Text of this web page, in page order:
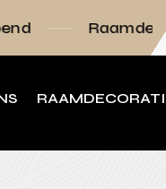
volledig